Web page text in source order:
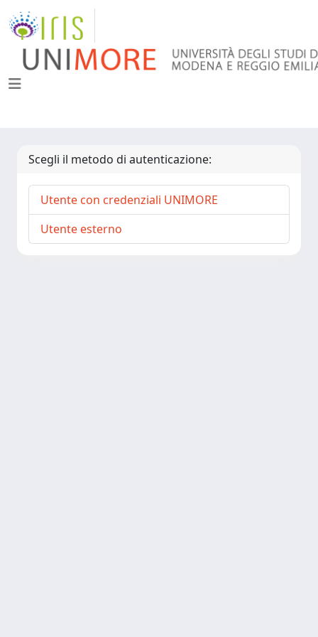
Scegli il metodo di autenticazione:
Utente con credenziali UNIMORE
Utente esterno